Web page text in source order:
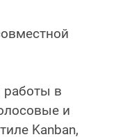
работы в
и
Kanban,